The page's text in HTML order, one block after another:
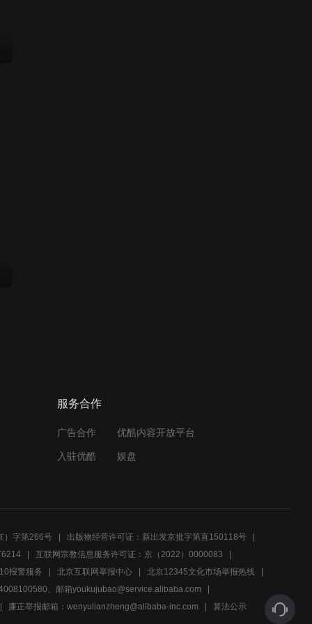
服务合作
广告合作 优酷内容开放平台
入驻优酷 娱盘
）字第266号
出版物经营许可证：新出发京批字第直150118号
互联网宗教信息服务许可证：京（2022）0000083
报警服务 北京互联网举报中心
北京12345文化市场举报热线
、邮箱youkujubao@service.alibaba.com
廉正举报邮箱：wenyulianzheng@alibaba-inc.com 算法公示